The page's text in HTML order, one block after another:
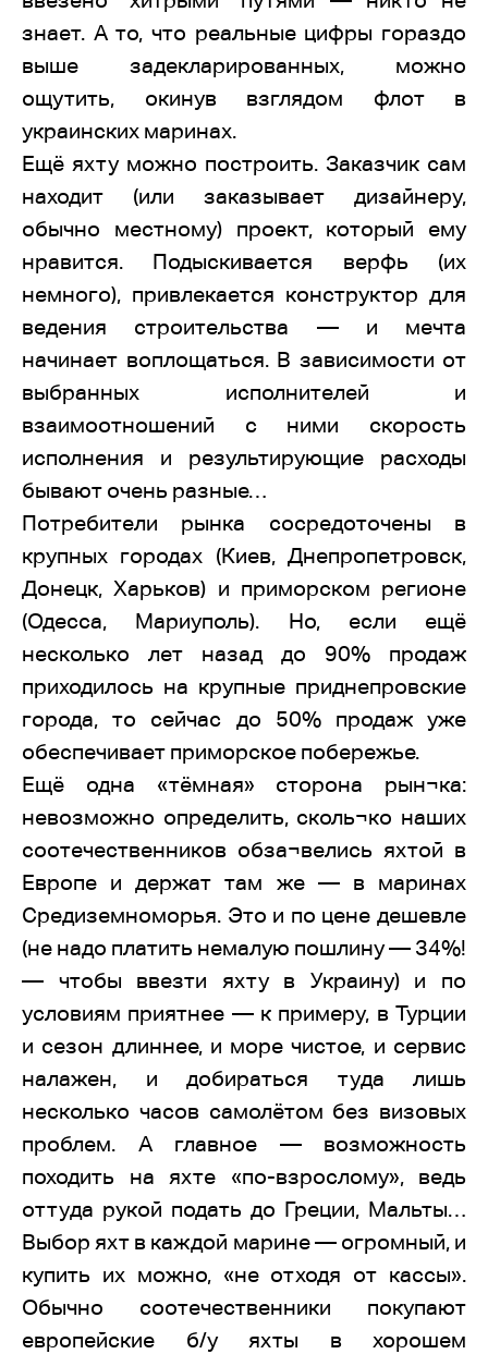
знает. А то, что реальные цифры гораздо
выше задекларированных, можно
ощутить, окинув взглядом флот в
украинских маринах.
Ещё яхту можно построить. Заказчик сам
находит (или заказывает дизайнеру,
обычно местному) проект, который ему
нравится. Подыскивается верфь (их
немного), привлекается конструктор для
ведения строительства — и мечта
начинает воплощаться. В зависимости от
выбранных исполнителей и
взаимоотношений с ними скорость
исполнения и результирующие расходы
бывают очень разные…
Потребители рынка сосредоточены в
крупных городах (Киев, Днепропетровск,
Донецк, Харьков) и приморском регионе
(Одесса, Мариуполь). Но, если ещё
несколько лет назад до 90% продаж
приходилось на крупные приднепровские
города, то сейчас до 50% продаж уже
обеспечивает приморское побережье.
Ещё одна «тёмная» сторона рын¬ка:
невозможно определить, сколь¬ко наших
соотечественников обза¬велись яхтой в
Европе и держат там же — в маринах
Средиземноморья. Это и по цене дешевле
(не надо платить немалую пошлину — 34%!
— чтобы ввезти яхту в Украину) и по
условиям приятнее — к примеру, в Турции
и сезон длиннее, и море чистое, и сервис
налажен, и добираться туда лишь
несколько часов самолётом без визовых
проблем. А главное — возможность
походить на яхте «по-взрослому», ведь
оттуда рукой подать до Греции, Мальты…
Выбор яхт в каждой марине — огромный, и
купить их можно, «не отходя от кассы».
Обычно соотечественники покупают
европейские б/у яхты в хорошем